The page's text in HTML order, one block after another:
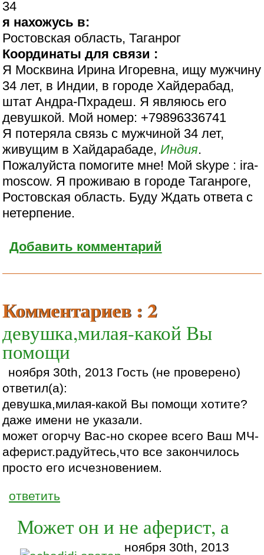
34
я нахожусь в:
Ростовская область, Таганрог
Координаты для связи :
Я Москвина Ирина Игоревна, ищу мужчину
34 лет, в Индии, в городе Хайдерабад,
штат Андра-Пхрадеш. Я являюсь его
девушкой. Мой номер: +79896336741
Я потеряла связь с мужчиной 34 лет,
живущим в Хайдарабаде, Индия.
Пожалуйста помогите мне! Мой skype : ira-
moscow. Я проживаю в городе Таганроге,
Ростовская область. Буду Ждать ответа с
нетерпение.
Добавить комментарий
Комментариев : 2
девушка,милая-какой Вы
помощи
ноября 30th, 2013 Гость (не проверено)
ответил(а):
девушка,милая-какой Вы помощи хотите?
даже имени не указали.
может огорчу Вас-но скорее всего Ваш МЧ-
аферист.радуйтесь,что все закончилось
просто его исчезновением.
ответить
Может он и не аферист, а
ноября 30th, 2013